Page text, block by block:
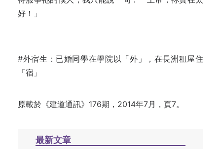
好！」
#外宿生：已婚同學在學院以「外」，在長洲租屋住
「宿」
原載於 《建道通訊》176期，2014年7月，頁7。
最新文章